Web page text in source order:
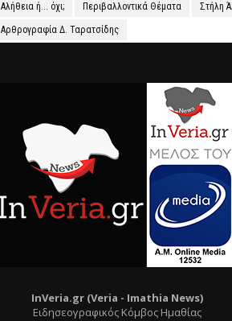
Αλήθεια ή... όχι; Περιβαλλοντικά Θέματα Στήλη
Αρθρογραφία Δ. Ταρατσίδης
InVeria.gr (Veria - Ιmathia News)
Ειδησεογραφικός Κόμβος Ημαθίας